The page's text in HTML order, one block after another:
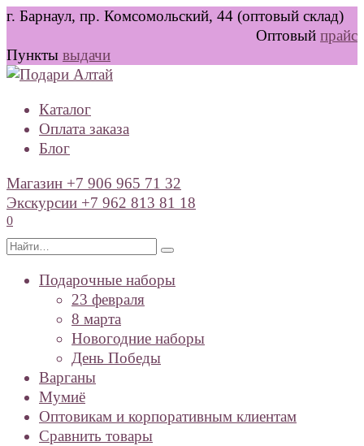
Перейти
содержанию
г. Барнаул, пр. Комсомольский, 44 (оптовый склад)
Оптовый прайс
Пункты выдачи
Каталог
Оплата заказа
Блог
Магазин +7 906 965 71 32
Экскурсии +7 962 813 81 18
0
Search
Подарочные наборы
23 февраля
8 марта
Новогодние наборы
День Победы
Варганы
Мумиё
Оптовикам и корпоративным клиентам
Сравнить товары